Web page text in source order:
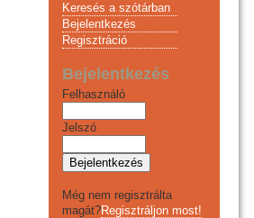
Keresés a szótárban
Bejelentkezés
Regisztráció
Bejelentkezés
Felhasználó
Jelszó
Még nem regisztrálta
magát?Regisztráljon most!